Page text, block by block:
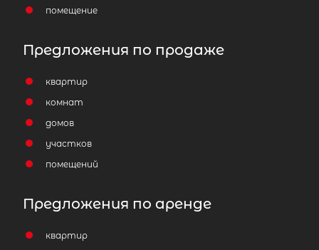
помещение
Предложения по продаже
квартир
комнат
домов
участков
помещений
Предложения по аренде
квартир